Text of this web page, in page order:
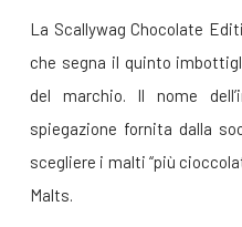
La Scallywag Chocolate
che segna il quinto
del marchio. Il nome
spiegazione fornita dalla
scegliere i malti “più
Malts.